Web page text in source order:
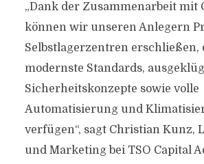
„Dank der Zusammenarbeit mit
können wir unseren Anlegern
Selbstlagerzentren erschließen,
modernste Standards,
Sicherheitskonzepte sowie volle
Automatisierung und
verfügen“, sagt Christian Kunz,
und Marketing bei TSO Capital